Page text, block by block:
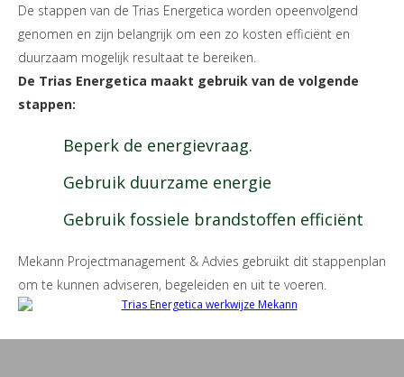
De stappen van de Trias Energetica worden opeenvolgend
genomen en zijn belangrijk om een zo kosten efficiënt en
duurzaam mogelijk resultaat te bereiken.
De Trias Energetica maakt gebruik van de volgende
stappen:
Beperk de energievraag.
Gebruik duurzame energie
Gebruik fossiele brandstoffen efficiënt
Mekann Projectmanagement & Advies gebruikt dit stappenplan
om te kunnen adviseren, begeleiden en uit te voeren.